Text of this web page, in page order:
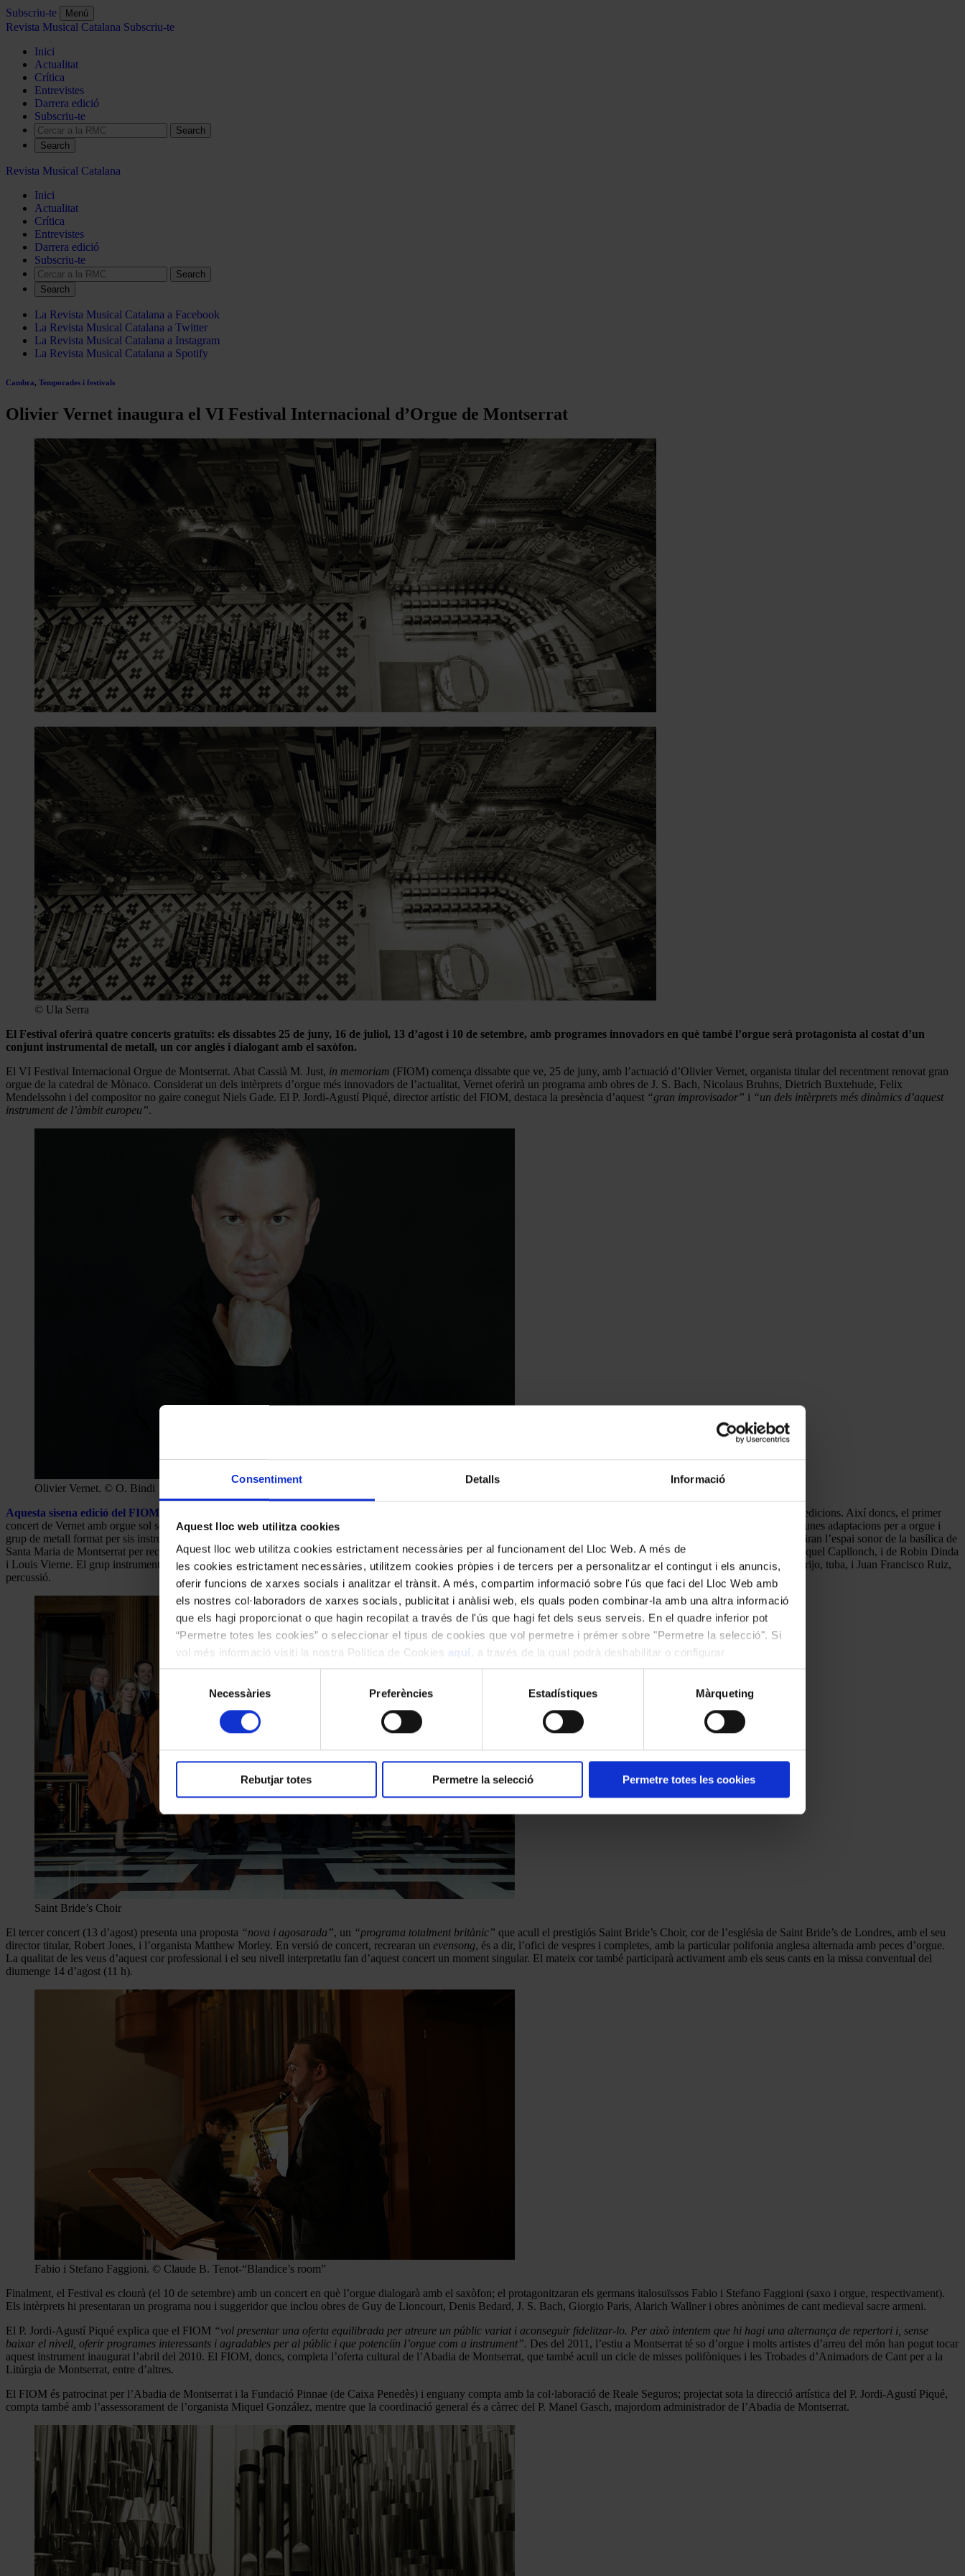
Consentiment Detalls Informació
Aquest lloc web utilitza cookies
Aquest lloc web utilitza cookies estrictament necessàries per al funcionament del Lloc Web. A més de
les cookies estrictament necessàries, utilitzem cookies pròpies i de tercers per a personalitzar el contingut i els anuncis,
oferir funcions de xarxes socials i analitzar el trànsit. A més, compartim informació sobre l'ús que faci del Lloc Web amb
els nostres col·laboradors de xarxes socials, publicitat i anàlisi web, els quals poden combinar-la amb una altra informació
que els hagi proporcionat o que hagin recopilat a través de l'ús que hagi fet dels seus serveis. En el quadre inferior pot
“Permetre totes les cookies” o seleccionar el tipus de cookies que vol permetre i prémer sobre "Permetre la selecció". Si
vol més informació visiti la nostra Política de Cookies aquí
, a través de la qual podrà deshabilitar o configurar
les cookies en qualsevol moment.
consentiment
Necessàries Preferències Estadístiques Màrqueting
Rebutjar totes Permetre la selecció Permetre totes les cookies
Subscriu-te Menú
Revista Musical Catalana Subscriu-te
Inici
Actualitat
Crítica
Entrevistes
Darrera edició
Subscriu-te
Search
Revista Musical Catalana
Inici
Actualitat
Crítica
Entrevistes
Darrera edició
Subscriu-te
Search
La Revista Musical Catalana a Facebook
La Revista Musical Catalana a Twitter
La Revista Musical Catalana a Instagram
La Revista Musical Catalana a Spotify
Cambra, Temporades i festivals
Olivier Vernet inaugura el VI Festival Internacional d’Orgue de Montserrat
© Ula Serra
El Festival oferirà quatre concerts gratuïts: els dissabtes 25 de juny, 16 de juliol, 13 d’agost i 10 de setembre, amb programes innovadors en què també l’orgue serà protagonista al costat d’un
conjunt instrumental de metall, un cor anglès i dialogant amb el saxòfon.
El VI Festival Internacional Orgue de Montserrat. Abat Cassià M. Just, in memoriam (FIOM) comença dissabte que ve, 25 de juny, amb l’actuació d’Olivier Vernet, organista titular del recentment renovat gran
orgue de la catedral de Mònaco. Considerat un dels intèrprets d’orgue més innovadors de l’actualitat, Vernet oferirà un programa amb obres de J. S. Bach, Nicolaus Bruhns, Dietrich Buxtehude, Felix
Mendelssohn i del compositor no gaire conegut Niels Gade. El P. Jordi-Agustí Piqué, director artístic del FIOM, destaca la presència d’aquest “gran improvisador” i “un dels intèrprets més dinàmics d’aquest
instrument de l’àmbit europeu”.
Olivier Vernet. © O. Bindi
Aquesta sisena edició del FIOM comprèn quatre concerts
, que sempre tindran lloc en dissabte; seran quatre propostes que segueixen la línia artística eclèctica de les darreres edicions. Així doncs, el primer
concert de Vernet amb orgue sol serà seguit (el 16 de juliol) per la producció pròpia amb la
de G. F. Händel. Es tracta d’unes adaptacions per a orgue i
grup de metall format per sis instrumentistes i percussió, amb el mestre organista Arnau Reynés, titular de l’orgue de la basílica de Sant Francesc de Palma de Mallorca, que ompliran l’espai sonor de la basílica de
Santa Maria de Montserrat per recrear la impressió acústica volguda per Händel en les seves conegudes obres. El programa també inclourà una obra del compositor
Miquel Capllonch, i de Robin Dinda
i Louis Vierne. El grup instrumental estarà format per Gonzalo Álvarez, Nicola Barreca i Helio Garcia, trompetes; Guillem Domingo, trombó; Rubén Chordá, trompa; Mario Torrijo, tuba, i Juan Francisco Ruiz,
percussió.
Saint Bride’s Choir
El tercer concert (13 d’agost) presenta una proposta “nova i agosarada”, un “programa totalment britànic” que acull el prestigiós Saint Bride’s Choir, cor de l’església de Saint Bride’s de Londres, amb el seu
director titular, Robert Jones, i l’organista Matthew Morley. En versió de concert, recrearan un evensong, és a dir, l’ofici de vespres i completes, amb la particular polifonia anglesa alternada amb peces d’orgue.
La qualitat de les veus d’aquest cor professional i el seu nivell interpretatiu fan d’aquest concert un moment singular. El mateix cor també participarà activament amb els seus cants en la missa conventual del
diumenge 14 d’agost (11 h).
Fabio i Stefano Faggioni. © Claude B. Tenot-“Blandice’s room”
Finalment, el Festival es clourà (el 10 de setembre) amb un concert en què l’orgue dialogarà amb el saxòfon; el protagonitzaran els germans italosuïssos Fabio i Stefano Faggioni (saxo i orgue, respectivament).
Els intèrprets hi presentaran un programa nou i suggeridor que inclou obres de Guy de Lioncourt, Denis Bedard, J. S. Bach, Giorgio Paris, Alarich Wallner i obres anònimes de cant medieval sacre armeni.
El P. Jordi-Agustí Piqué explica que el FIOM “vol presentar una oferta equilibrada per atreure un públic variat i aconseguir fidelitzar-lo. Per això intentem que hi hagi una alternança de repertori i, sense
baixar el nivell, oferir programes interessants i agradables per al públic i que potenciïn l’orgue com a instrument”. Des del 2011, l’estiu a Montserrat té so d’orgue i molts artistes d’arreu del món han pogut tocar
aquest instrument inaugurat l’abril del 2010. El FIOM, doncs, completa l’oferta cultural de l’Abadia de Montserrat, que també acull un cicle de misses polifòniques i les Trobades d’Animadors de Cant per a la
Litúrgia de Montserrat, entre d’altres.
El FIOM és patrocinat per l’Abadia de Montserrat i la Fundació Pinnae (de Caixa Penedès) i enguany compta amb la col·laboració de Reale Seguros; projectat sota la direcció artística del P. Jordi-Agustí Piqué,
compta també amb l’assessorament de l’organista Miquel González, mentre que la coordinació general és a càrrec del P. Manel Gasch, majordom administrador de l’Abadia de Montserrat.